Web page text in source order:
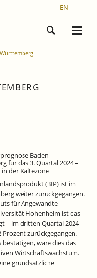
EN
Baden-
für das 3. Quartal 2024 –
der Kältezone
(BIP) ist im
weiter zurückgegangen.
für Angewandte
Hohenheim ist das
– im dritten Quartal 2024
zurückgegangen.
bestätigen, wäre dies das
Wirtschaftswachstum.
grundsätzliche